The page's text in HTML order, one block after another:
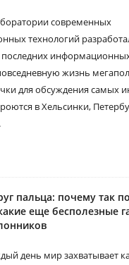
современных
технологий
последних
жизнь
для обсуждения самых
в Хельсинки,
пальца: почему так
еще бесполезные
день мир захватывает